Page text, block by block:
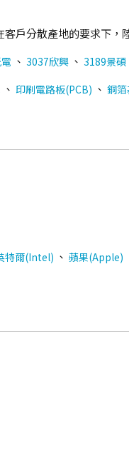
戶分散產地的要求下，
、 3037欣興 、 3189景碩
、 印刷電路板(PCB) 、 銅箔
特爾(Intel) 、 蘋果(Apple)